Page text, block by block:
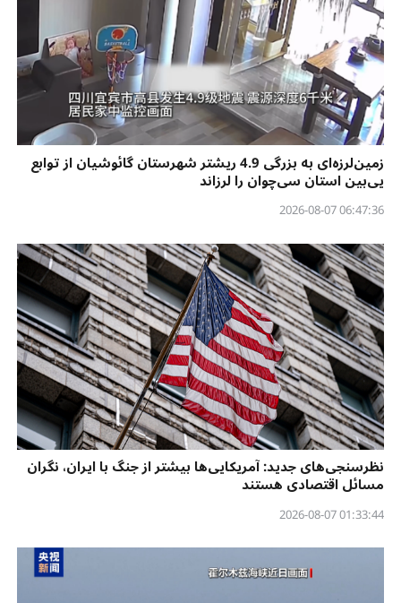
زمین‌لرزه‌ای به بزرگی 4.9 ریشتر شهرستان گائوشیان از توابع
یی‌بین استان سی‌چوان را لرزاند
06:47:36 2026-08-07
نظرسنجی‌‌های جدید: آمریکایی‌ها بیشتر از جنگ با ایران، نگران
مسائل اقتصادی هستند
01:33:44 2026-08-07